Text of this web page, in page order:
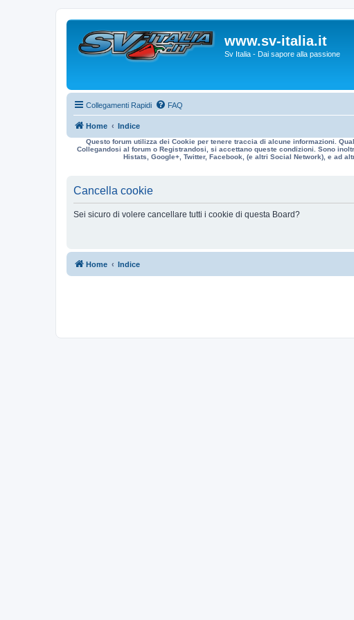
www.sv-italia.it
Sv Italia - Dai sapore alla passione
Collegamenti Rapidi FAQ
Home Indice
Questo forum utilizza dei Cookie per tenere traccia di alcune informazioni.
Collegandosi al forum o Registrandosi, si accettano queste condizioni. Sono
Histats, Google+, Twitter, Facebook, (e altri Social Network), e ad
Cancella cookie
Sei sicuro di volere cancellare tutti i cookie di questa Board?
Home Indice